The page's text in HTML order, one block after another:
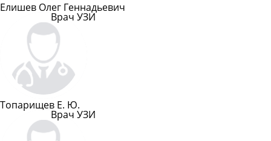
Елишев Олег Геннадьевич
Врач УЗИ
Топарищев Е. Ю.
Врач УЗИ